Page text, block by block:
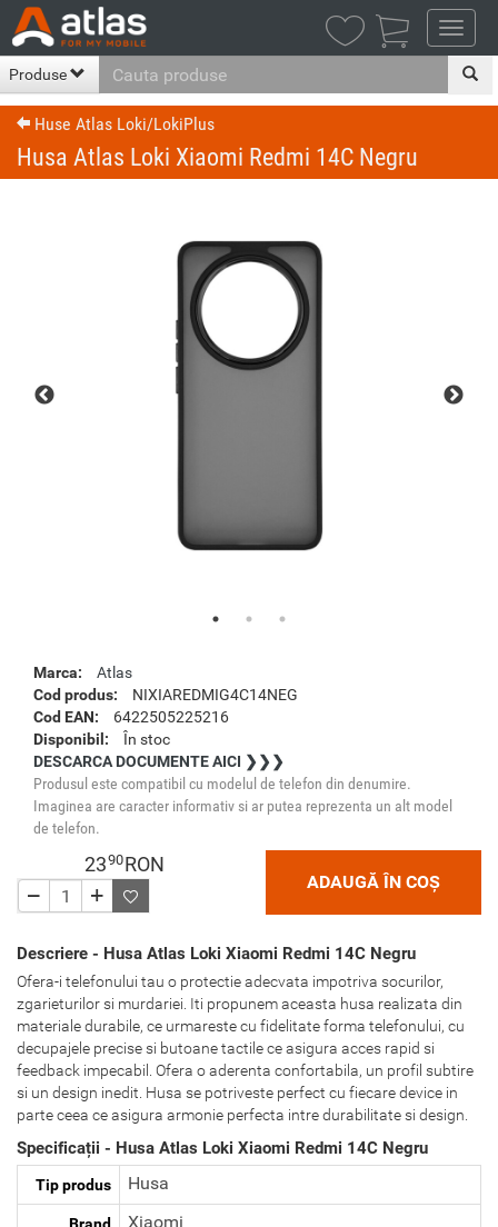
Produse
Huse Atlas Loki/LokiPlus
Husa Atlas Loki Xiaomi Redmi 14C Negru
Marca:
Atlas
Cod produs:
NIXIAREDMIG4C14NEG
Cod EAN:
6422505225216
Disponibil:
În stoc
DESCARCA DOCUMENTE AICI ❯❯❯
Produsul este compatibil cu modelul de telefon din denumire.
Imaginea are caracter informativ si ar putea reprezenta un alt model
de telefon.
2390RON
ADAUGĂ ÎN COȘ
Descriere - Husa Atlas Loki Xiaomi Redmi 14C Negru
Ofera-i telefonului tau o protectie adecvata impotriva socurilor,
zgarieturilor si murdariei. Iti propunem aceasta husa realizata din
materiale durabile, ce urmareste cu fidelitate forma telefonului, cu
decupajele precise si butoane tactile ce asigura acces rapid si
feedback impecabil. Ofera o aderenta confortabila, un profil subtire
si un design inedit. Husa se potriveste perfect cu fiecare device in
parte ceea ce asigura armonie perfecta intre durabilitate si design.
Specificații - Husa Atlas Loki Xiaomi Redmi 14C Negru
Tip produs Husa
Xiaomi